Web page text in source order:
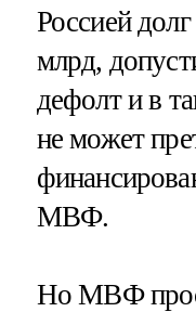
Россией
млрд,
дефолт и в
не может
МВФ.
Но МВФ